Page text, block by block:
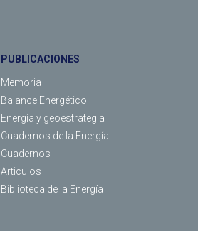
PUBLICACIONES
Memoria
Balance Energético
Energía y geoestrategia
Cuadernos de la Energía
Cuadernos
Articulos
Biblioteca de la Energía